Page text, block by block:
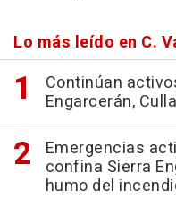
Lo más leído en C.
Continúan
Engarcerán,
Emergencias
confina Sierra
humo del